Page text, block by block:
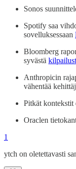
Sonos
Spotify saa
sovelluksessaan
Bloomberg
syvästä
Anthropicin
vähentää
Pitkät kontekstit
Oraclen
1
ytch on oletettavasti